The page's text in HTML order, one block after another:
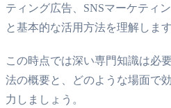
ティング広告、SNSマーケティ
と基本的な活用方法を理解します
この時点では深い専門知識は必
法の概要と、どのような場面で
力しましょう。